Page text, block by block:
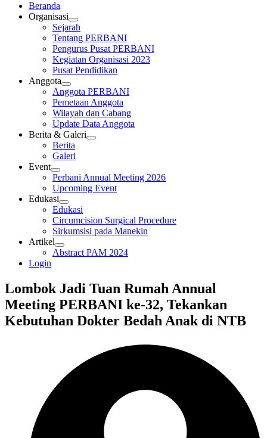
Beranda
Organisasi
Sejarah
Tentang PERBANI
Pengurus Pusat PERBANI
Kegiatan Organisasi 2023
Pusat Pendidikan
Anggota
Anggota PERBANI
Pemetaan Anggota
Wilayah dan Cabang
Update Data Anggota
Berita & Galeri
Berita
Galeri
Event
Perbani Annual Meeting 2026
Upcoming Event
Edukasi
Edukasi
Circumcision Surgical Procedure
Sirkumsisi pada Manekin
Artikel
Abstract PAM 2024
Login
Lombok Jadi Tuan Rumah Annual
Meeting PERBANI ke-32, Tekankan
Kebutuhan Dokter Bedah Anak di NTB